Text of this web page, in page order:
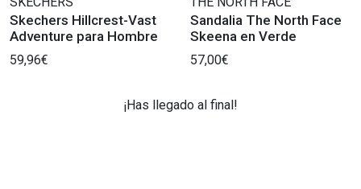
Skechers Hillcrest-Vast
Adventure para Hombre
59,96€
Sandalia The North Face
Skeena en Verde
57,00€
¡Has llegado al final!